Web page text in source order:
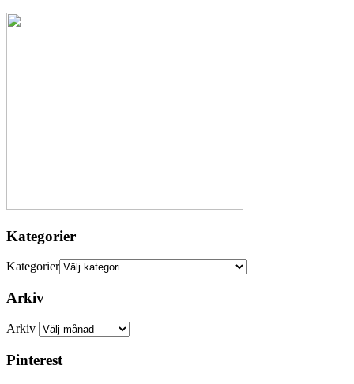
Kategorier
Kategorier
Arkiv
Arkiv
Pinterest